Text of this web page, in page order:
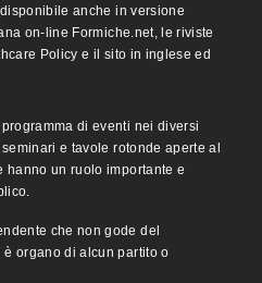
anche in versione
on-line Formiche.net, le riviste
Policy e il sito in inglese ed
di eventi nei diversi
e tavole rotonde aperte al
hanno un ruolo importante e
che non gode del
organo di alcun partito o